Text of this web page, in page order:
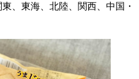
、東海、北陸、関西、中国・